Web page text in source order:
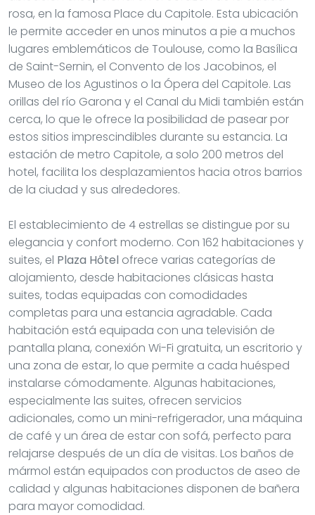
rosa, en la famosa Place du Capitole. Esta ubicación
le permite acceder en unos minutos a pie a muchos
lugares emblemáticos de Toulouse, como la Basílica
de Saint-Sernin, el Convento de los Jacobinos, el
Museo de los Agustinos o la Ópera del Capitole. Las
orillas del río Garona y el Canal du Midi también están
cerca, lo que le ofrece la posibilidad de pasear por
estos sitios imprescindibles durante su estancia. La
estación de metro Capitole, a solo 200 metros del
hotel, facilita los desplazamientos hacia otros barrios
de la ciudad y sus alrededores.
El establecimiento de 4 estrellas se distingue por su
elegancia y confort moderno. Con 162 habitaciones y
suites, el Plaza Hôtel ofrece varias categorías de
alojamiento, desde habitaciones clásicas hasta
suites, todas equipadas con comodidades
completas para una estancia agradable. Cada
habitación está equipada con una televisión de
pantalla plana, conexión Wi-Fi gratuita, un escritorio y
una zona de estar, lo que permite a cada huésped
instalarse cómodamente. Algunas habitaciones,
especialmente las suites, ofrecen servicios
adicionales, como un mini-refrigerador, una máquina
de café y un área de estar con sofá, perfecto para
relajarse después de un día de visitas. Los baños de
mármol están equipados con productos de aseo de
calidad y algunas habitaciones disponen de bañera
para mayor comodidad.